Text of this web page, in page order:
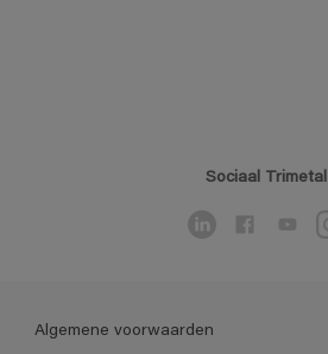
Sociaal Trimetal
Algemene voorwaarden